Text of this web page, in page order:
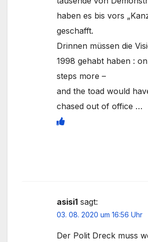
haben es bis vors
geschafft.
Drinnen müssen die
1998 gehabt haben :
steps more –
and the toad would
chased out of office …
asisi1 sagt:
03. 08. 2020 um 16:56 Uhr
Der Polit Dreck muss